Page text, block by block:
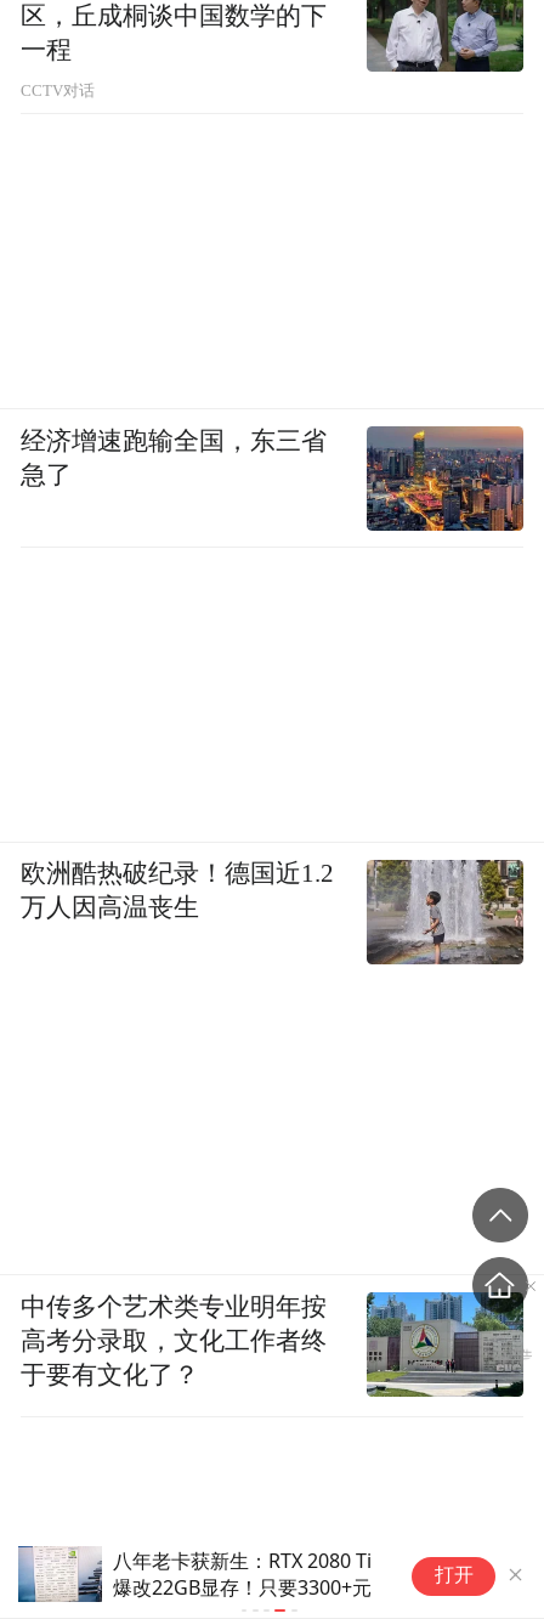
八年老卡获新生：RTX 2080 Ti
爆改22GB显存！只要3300+元
打开
区，丘成桐谈中国数学的下
一程
CCTV对话
经济增速跑输全国，东三省
急了
欧洲酷热破纪录！德国近1.2
万人因高温丧生
中传多个艺术类专业明年按
高考分录取，文化工作者终
于要有文化了？